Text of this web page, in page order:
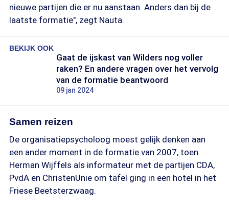
nieuwe partijen die er nu aanstaan. Anders dan bij de
laatste formatie", zegt Nauta.
BEKIJK OOK
Gaat de ijskast van Wilders nog voller
raken? En andere vragen over het vervolg
van de formatie beantwoord
09 jan 2024
Samen reizen
De organisatiepsycholoog moest gelijk denken aan
een ander moment in de formatie van 2007, toen
Herman Wijffels als informateur met de partijen CDA,
PvdA en ChristenUnie om tafel ging in een hotel in het
Friese Beetsterzwaag.